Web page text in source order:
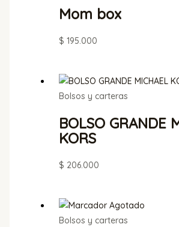
Mom box
$ 195.000
Bolsos y carteras
BOLSO GRANDE
KORS
$ 206.000
Agotado
Bolsos y carteras